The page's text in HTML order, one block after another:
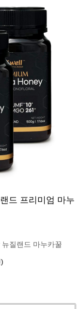
드 프리미엄 마누
질랜드 마누카꿀